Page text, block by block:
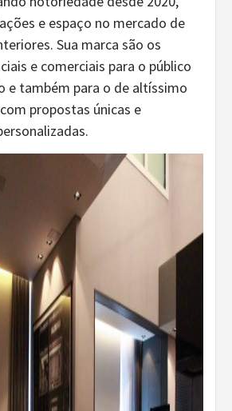
e espaço no mercado de
Sua marca são os
e comerciais para o público
e também para o de altíssimo
propostas únicas e